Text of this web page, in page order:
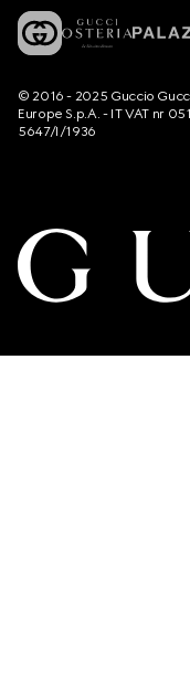
© 2016 - 2025 Guccio
Europe S.p.A. - IT VAT nr
5647/I/1936